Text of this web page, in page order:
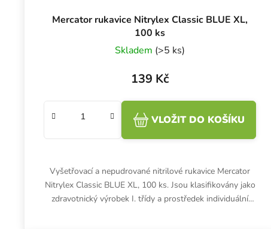
Mercator rukavice Nitrylex Classic BLUE XL,
100 ks
Skladem (>5 ks)
139 Kč
VLOŽIT DO KOŠÍKU
Vyšetřovací a nepudrované nitrilové rukavice Mercator
Nitrylex Classic BLUE XL, 100 ks. Jsou klasifikovány jako
zdravotnický výrobek I. třídy a prostředek individuální